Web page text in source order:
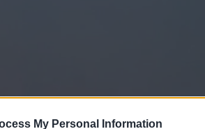
My Personal Information